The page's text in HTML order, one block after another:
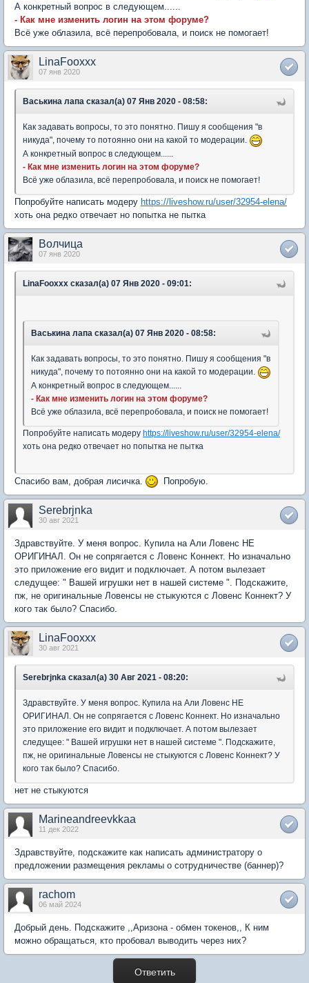
А конкретный вопрос в следующем......
- Как мне изменить логин на этом форуме?
Всё уже облазила, всё перепробовала, и поиск не помогает!
LinaFooxxx
07 янв 2020
Васькина лапа сказал(а) 07 Янв 2020 - 08:58:
Как задавать вопросы, то это понятно. Пишу я сообщения "в
никуда", почему то потоянно они на какой то модерации.
А конкретный вопрос в следующем......
- Как мне изменить логин на этом форуме?
Всё уже облазила, всё перепробовала, и поиск не помогает!
Попробуйте написать модеру https://liveshow.ru/user/32954-elena/
хоть она редко отвечает но попытка не пытка
Волчица
07 янв 2020
LinaFooxxx сказал(а) 07 Янв 2020 - 09:01:
Васькина лапа сказал(а) 07 Янв 2020 - 08:58:
Как задавать вопросы, то это понятно. Пишу я сообщения "в
никуда", почему то потоянно они на какой то модерации.
А конкретный вопрос в следующем......
- Как мне изменить логин на этом форуме?
Всё уже облазила, всё перепробовала, и поиск не помогает!
Попробуйте написать модеру https://liveshow.ru/user/32954-elena/
хоть она редко отвечает но попытка не пытка
Спасибо вам, добрая лисичка. Попробую.
Serebrjnka
30 авг 2021
Здравствуйте. У меня вопрос. Купила на Али Ловенс НЕ
ОРИГИНАЛ. Он не сопрягается с Ловенс Коннект. Но изначально
это приложение его видит и подключает. А потом вылезает
следущее: " Вашей игрушки нет в нашей системе ". Подскажите,
пж, не оригинальные Ловенсы не стыкуются с Ловенс Коннект? У
кого так было? Спасибо.
LinaFooxxx
30 авг 2021
Serebrjnka сказал(а) 30 Авг 2021 - 08:20:
Здравствуйте. У меня вопрос. Купила на Али Ловенс НЕ
ОРИГИНАЛ. Он не сопрягается с Ловенс Коннект. Но изначально
это приложение его видит и подключает. А потом вылезает
следущее: " Вашей игрушки нет в нашей системе ". Подскажите,
пж, не оригинальные Ловенсы не стыкуются с Ловенс Коннект? У
кого так было? Спасибо.
нет не стыкуются
Marineandreevkkaa
11 дек 2022
Здравствуйте, подскажите как написать администратору о
предложении размещения рекламы о сотрудничестве (баннер)?
rachom
06 май 2024
Добрый день. Подскажите ,,Аризона - обмен токенов,, К ним
можно обращаться, кто пробовал выводить через них?
Ответить